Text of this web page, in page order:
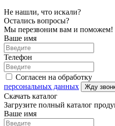
Не нашли, что искали?
Остались вопросы?
Мы перезвоним вам и поможем!
Ваше имя
Телефон
Согласен на обработку
персональных данных
Жду
Скачать каталог
Загрузите полный каталог
Ваше имя